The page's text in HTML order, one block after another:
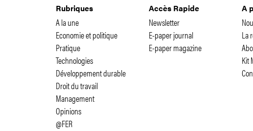
Rubriques
A la une
Economie et politique
Pratique
Technologies
Développement durable
Droit du travail
Management
Opinions
@FER
Accès Rapide
Newsletter
E-paper journal
E-paper magazine
A
La
Kit